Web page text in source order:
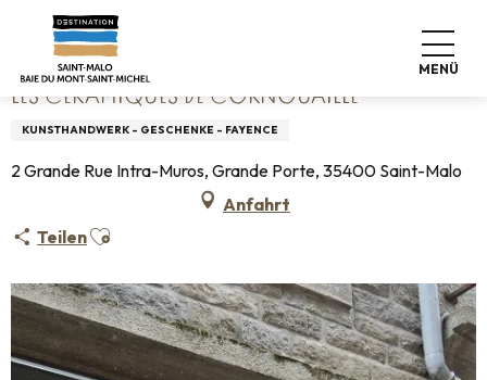
contenu
principal
MENÜ
Startseite
LES CÉRAMIQUES DE CORNOUAILLE
KUNSTHANDWERK - GESCHENKE - FAYENCE
2 Grande Rue Intra-Muros, Grande Porte, 35400 Saint-Malo
Anfahrt
TeilenAjouter aux favoris